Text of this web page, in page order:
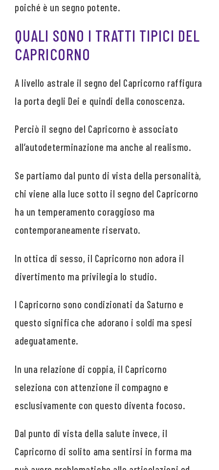
poiché è un segno potente.
QUALI SONO I TRATTI TIPICI DEL
CAPRICORNO
A livello astrale il segno del Capricorno raffigura
la porta degli Dei e quindi della conoscenza.
Perciò il segno del Capricorno è associato
all’autodeterminazione ma anche al realismo.
Se partiamo dal punto di vista della personalità,
chi viene alla luce sotto il segno del Capricorno
ha un temperamento coraggioso ma
contemporaneamente riservato.
In ottica di sesso, il Capricorno non adora il
divertimento ma privilegia lo studio.
I Capricorno sono condizionati da Saturno e
questo significa che adorano i soldi ma spesi
adeguatamente.
In una relazione di coppia, il Capricorno
seleziona con attenzione il compagno e
esclusivamente con questo diventa focoso.
Dal punto di vista della salute invece, il
Capricorno di solito ama sentirsi in forma ma